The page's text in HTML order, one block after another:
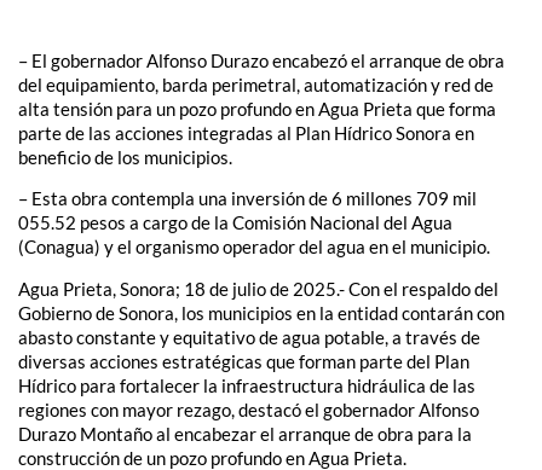
– El gobernador Alfonso Durazo encabezó el arranque de obra
del equipamiento, barda perimetral, automatización y red de
alta tensión para un pozo profundo en Agua Prieta que forma
parte de las acciones integradas al Plan Hídrico Sonora en
beneficio de los municipios.
– Esta obra contempla una inversión de 6 millones 709 mil
055.52 pesos a cargo de la Comisión Nacional del Agua
(Conagua) y el organismo operador del agua en el municipio.
Agua Prieta, Sonora; 18 de julio de 2025.- Con el respaldo del
Gobierno de Sonora, los municipios en la entidad contarán con
abasto constante y equitativo de agua potable, a través de
diversas acciones estratégicas que forman parte del Plan
Hídrico para fortalecer la infraestructura hidráulica de las
regiones con mayor rezago, destacó el gobernador Alfonso
Durazo Montaño al encabezar el arranque de obra para la
construcción de un pozo profundo en Agua Prieta.